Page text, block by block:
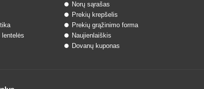
lentelės
Norų sąrašas
Prekių krepšelis
Prekių grąžinimo forma
Naujienlaiškis
Dovanų kuponas